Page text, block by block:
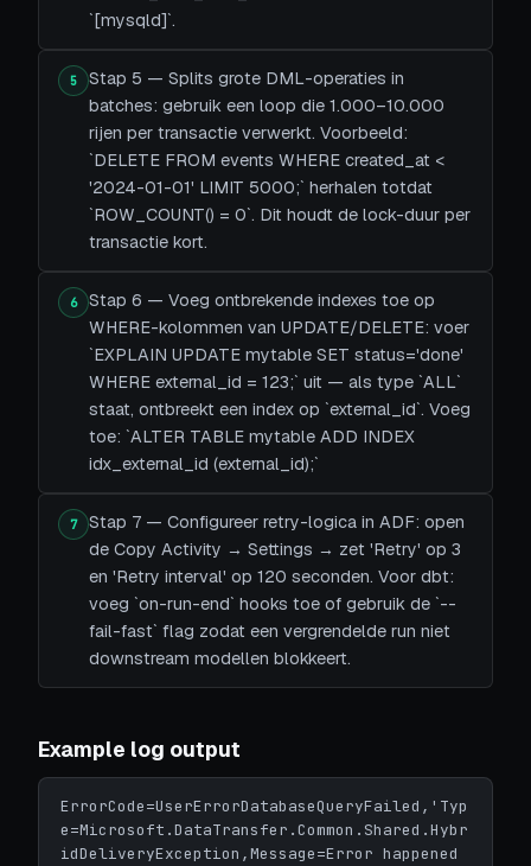
`[mysqld]`.
5
Stap 5 — Splits grote DML-operaties in
batches: gebruik een loop die 1.000–10.000
rijen per transactie verwerkt. Voorbeeld:
`DELETE FROM events WHERE created_at <
'2024-01-01' LIMIT 5000;` herhalen totdat
`ROW_COUNT() = 0`. Dit houdt de lock-duur per
transactie kort.
6
Stap 6 — Voeg ontbrekende indexes toe op
WHERE-kolommen van UPDATE/DELETE: voer
`EXPLAIN UPDATE mytable SET status='done'
WHERE external_id = 123;` uit — als type `ALL`
staat, ontbreekt een index op `external_id`. Voeg
toe: `ALTER TABLE mytable ADD INDEX
idx_external_id (external_id);`
7
Stap 7 — Configureer retry-logica in ADF: open
de Copy Activity → Settings → zet 'Retry' op 3
en 'Retry interval' op 120 seconden. Voor dbt:
voeg `on-run-end` hooks toe of gebruik de `--
fail-fast` flag zodat een vergrendelde run niet
downstream modellen blokkeert.
Example log output
ErrorCode=UserErrorDatabaseQueryFailed,'Typ
e=Microsoft.DataTransfer.Common.Shared.Hybr
idDeliveryException,Message=Error happened